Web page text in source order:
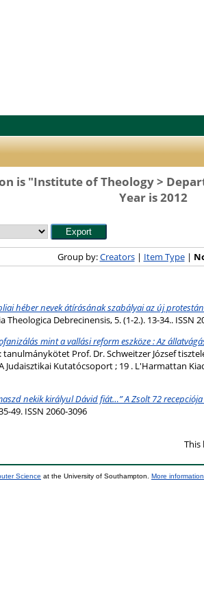
is "Institute of Theology >
Year is 2012
Group by:Creators| Item Type|
héber nevek átírásának szabályai az új
Theologica Debrecinensis, 5. (1-2.). 13-34.. ISSN
mint a vallási reform eszköze : Az
tanulmánykötet Prof. Dr. Schweitzer József
Judaisztikai Kutatócsoport ; 19 . L'Harmattan
nekik királyul Dávid fiát…” A Zsolt 72
49. ISSN 2060-3096
This
Science at the University of Southampton. More